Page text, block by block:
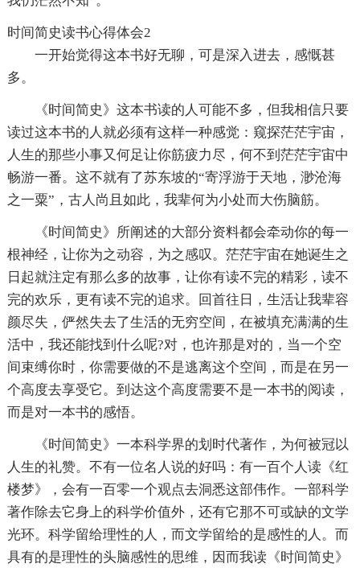
时间简史读书心得体会2
一开始觉得这本书好无聊，可是深入进去，感慨甚
多。
《时间简史》这本书读的人可能不多，但我相信只要
读过这本书的人就必须有这样一种感觉：窥探茫茫宇宙，
人生的那些小事又何足让你筋疲力尽，何不到茫茫宇宙中
畅游一番。这不就有了苏东坡的“寄浮游于天地，渺沧海
之一粟”，古人尚且如此，我辈何为小处而大伤脑筋。
《时间简史》所阐述的大部分资料都会牵动你的每一
根神经，让你为之动容，为之感叹。茫茫宇宙在她诞生之
日起就注定有那么多的故事，让你有读不完的精彩，读不
完的欢乐，更有读不完的追求。回首往日，生活让我辈容
颜尽失，俨然失去了生活的无穷空间，在被填充满满的生
活中，我还能找到什么呢?对，也许那是对的，当一个空
间束缚你时，你需要做的不是逃离这个空间，而是在另一
个高度去享受它。到达这个高度需要不是一本书的阅读，
而是对一本书的感悟。
《时间简史》一本科学界的划时代著作，为何被冠以
人生的礼赞。不有一位名人说的好吗：有一百个人读《红
楼梦》，会有一百零一个观点去洞悉这部伟作。一部科学
著作除去它身上的科学价值外，还有它那不可或缺的文学
光环。科学留给理性的人，而文学留给的是感性的人。而
具有的是理性的头脑感性的思维，因而我读《时间简史》